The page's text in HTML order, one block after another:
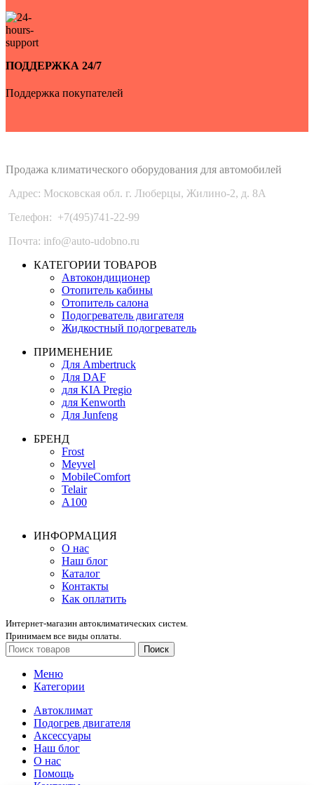
ПОДДЕРЖКА 24/7
Поддержка покупателей
Продажа климатического оборудования для автомобилей
Адрес: Московская обл. г. Люберцы, Жилино-2, д. 8A
Телефон: +7(495)741-22-99
Почта: info@auto-udobno.ru
КАТЕГОРИИ ТОВАРОВ
Автокондиционер
Отопитель кабины
Отопитель салона
Подогреватель двигателя
Жидкостный подогреватель
ПРИМЕНЕНИЕ
Для Ambertruck
Для DAF
для KIA Pregio
для Kenworth
Для Junfeng
БРЕНД
Frost
Meyvel
MobileComfort
Telair
А100
ИНФОРМАЦИЯ
О нас
Наш блог
Каталог
Контакты
Как оплатить
Интернет-магазин автоклиматических систем.
Принимаем все виды оплаты.
Поиск
Меню
Категории
Автоклимат
Подогрев двигателя
Аксессуары
Наш блог
О нас
Помощь